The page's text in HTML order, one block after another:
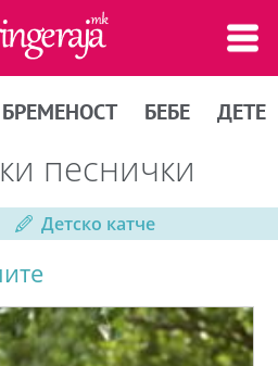
БРЕМЕНОСТ БЕБЕ ДЕТЕ
песнички
Детско катче